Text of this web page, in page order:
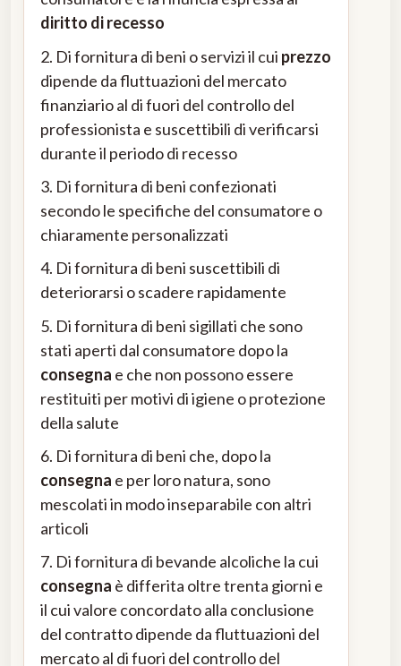
diritto di recesso
2. Di fornitura di beni o servizi il cui prezzo
dipende da fluttuazioni del mercato
finanziario al di fuori del controllo del
professionista e suscettibili di verificarsi
durante il periodo di recesso
3. Di fornitura di beni confezionati
secondo le specifiche del consumatore o
chiaramente personalizzati
4. Di fornitura di beni suscettibili di
deteriorarsi o scadere rapidamente
5. Di fornitura di beni sigillati che sono
stati aperti dal consumatore dopo la
consegna e che non possono essere
restituiti per motivi di igiene o protezione
della salute
6. Di fornitura di beni che, dopo la
consegna e per loro natura, sono
mescolati in modo inseparabile con altri
articoli
7. Di fornitura di bevande alcoliche la cui
consegna è differita oltre trenta giorni e
il cui valore concordato alla conclusione
del contratto dipende da fluttuazioni del
mercato al di fuori del controllo del